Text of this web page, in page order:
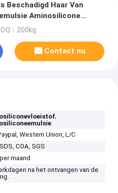
Beschadigd Haar Van
Aminosilicone
：200kg
Contact nu
,
Western Union, L/C
COA, SGS
maand
na het ontvangen van de